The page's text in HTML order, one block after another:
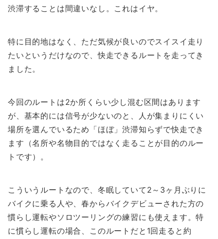
渋滞することは間違いなし。これはイヤ。
特に目的地はなく、ただ気候が良いのでスイスイ走り
たいというだけなので、快走できるルートを走ってき
ました。
今回のルートは2か所くらい少し混む区間はあります
が、基本的には信号が少ないのと、人が集まりにくい
場所を選んでいるため「ほぼ」渋滞知らずで快走でき
ます（名所や名物目的ではなく走ることが目的のルー
トです）。
こういうルートなので、冬眠していて2～3ヶ月ぶりに
バイクに乗る人や、春からバイクデビューされた方の
慣らし運転やソロツーリングの練習にも使えます。特
に慣らし運転の場合、このルートだと1回走ると約